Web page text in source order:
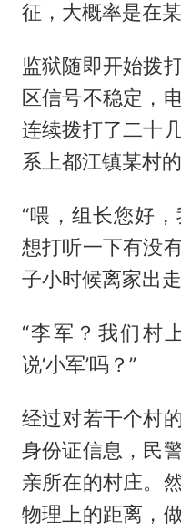
征，大概率是在
监狱随即开始拨
区信号不稳定，
连续拨打了二十
系上都江镇某村
“喂，组长您好
想打听一下有没
子小时候离家出
“李军？我们村
说‘小军’吗？”
经过对若干个村
身份证信息，民
亲所在的村庄。
物理上的距离，